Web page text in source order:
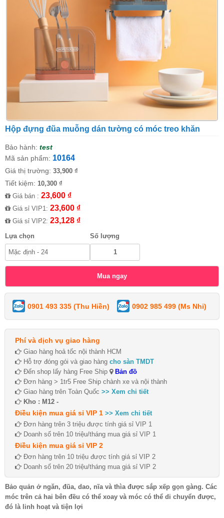
Hộp đựng đũa muỗng dán tường có móc treo khăn
Bảo hành: test
Mã sản phẩm: 10164
Giá thị trường: 33,900 ₫
Tiết kiệm: 10,300 ₫
Giá bán : 23,600 ₫
Giá sỉ VIP1: 23,600 ₫
Giá sỉ VIP2: 23,128 ₫
Lựa chọn Số lượng
0901 493 335 (Thu Hiền) 0902 985 499 (Ms Nhi)
Phí và dịch vụ giao hàng
Giao hàng hoả tốc nội thành HCM
Hỗ trợ đóng gói và giao hàng cho sàn TMDT
Đến shop lấy hàng Free Ship
Bản đồ
Đơn hàng > 1tr5 Free Ship chành xe và nội thành
Giao hàng trên Toàn Quốc >> Xem chi tiết
Kho : M12 -
Điều kiện mua giá sỉ VIP 1 >> Xem chi tiết
Đơn hàng trên 3 triệu được tính giá sỉ VIP 1
Doanh số trên 10 triệu/tháng mua giá sỉ VIP 1
Điều kiện mua giá sỉ VIP 2
Đơn hàng trên 10 triệu được tính giá sỉ VIP 2
Doanh số trên 20 triệu/tháng mua giá sỉ VIP 2
Bảo quản ở ngăn, đũa, dao, nĩa và thìa được sắp xếp gọn gàng. Các
móc trên cả hai bên đều có thể xoay và móc có thể di chuyển được,
đó là linh hoạt và tiện lợi